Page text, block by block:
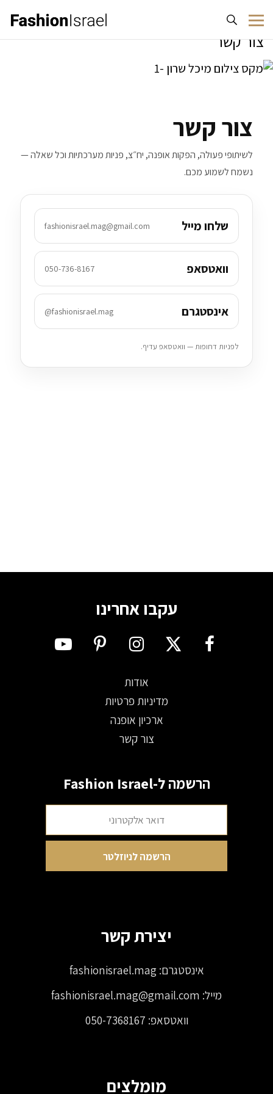
צור קשר
צור קשר
לשיתופי פעולה, הפקות אופנה, יח״צ, פניות מערכתיות וכל שאלה —
נשמח לשמוע מכם.
שלחו מייל fashionisrael.mag@gmail.com
וואטסאפ 050-736-8167
אינסטגרם @fashionisrael.mag
לפניות דחופות — וואטסאפ עדיף.
עקבו אחרינו
אודות
מדיניות פרטיות
ארכיון אופנה
צור קשר
הרשמה ל-Fashion Israel
יצירת קשר
אינסטגרם:fashionisrael.mag
מייל: fashionisrael.mag@gmail.com
וואטסאפ: 050-7368167
מומלצים